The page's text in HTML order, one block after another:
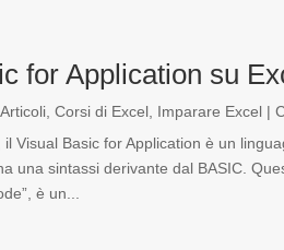
for Application su
Articoli, Corsi di Excel, Imparare Excel|
Visual Basic for Application è un
una sintassi derivante dal BASIC.
è un...